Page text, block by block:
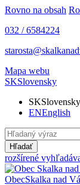
Rovno na obsah
032 / 6584224
Mapa webu
SKSlovensky
SKSlovensky
ENEnglish
Hľadať
rozšírené
ObecSkalka nad